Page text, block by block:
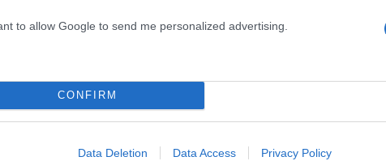
to allow Google to send me personalized advertising.
CONFIRM
Data Deletion Data Access Privacy Policy